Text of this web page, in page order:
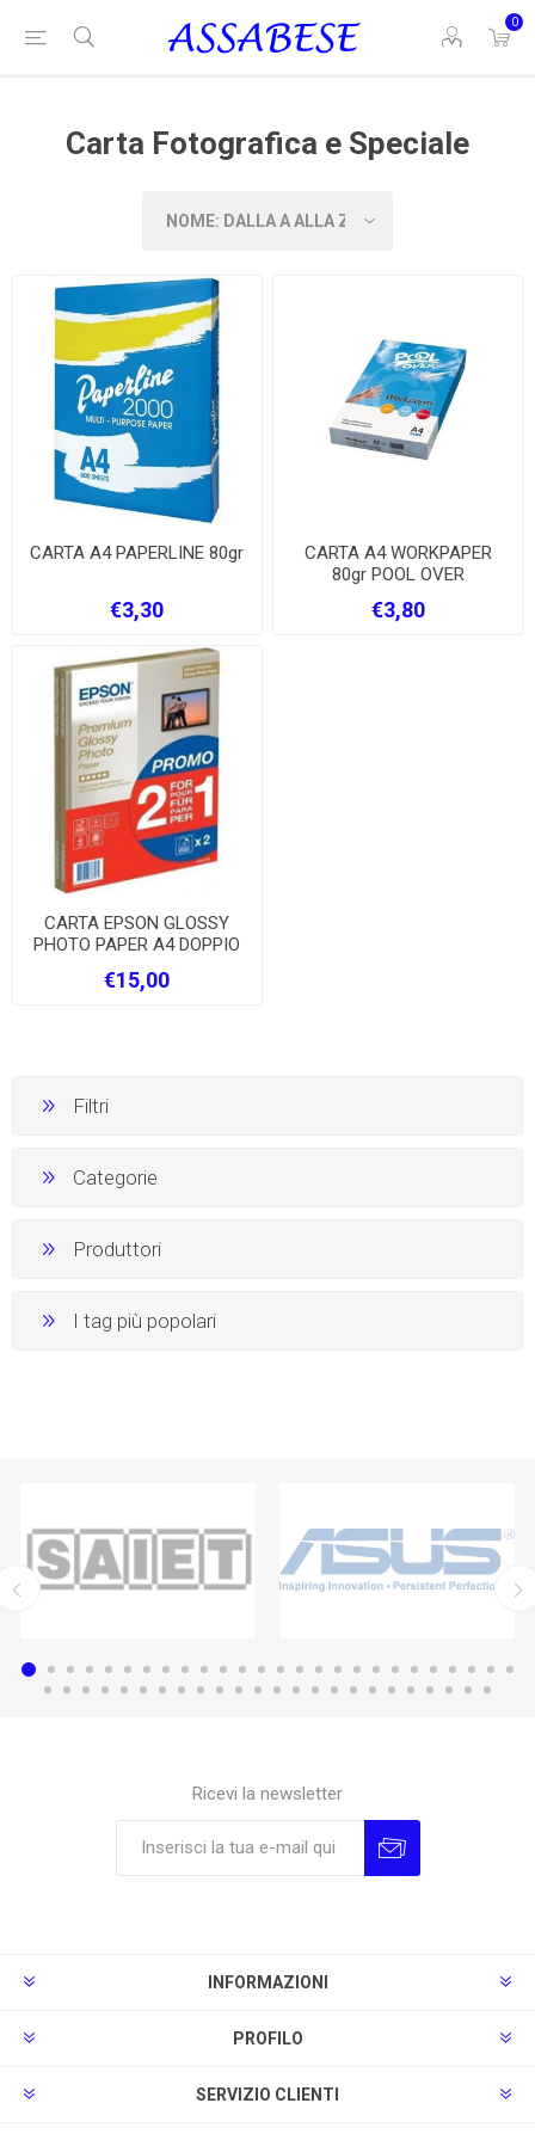
0
Carta Fotografica e Speciale
CARTA A4 PAPERLINE 80gr
€3,30
CARTA A4 WORKPAPER
80gr POOL OVER
€3,80
CARTA EPSON GLOSSY
PHOTO PAPER A4 DOPPIO
€15,00
Filtri
Categorie
Produttori
I tag più popolari
Ricevi la newsletter
INFORMAZIONI
PROFILO
SERVIZIO CLIENTI